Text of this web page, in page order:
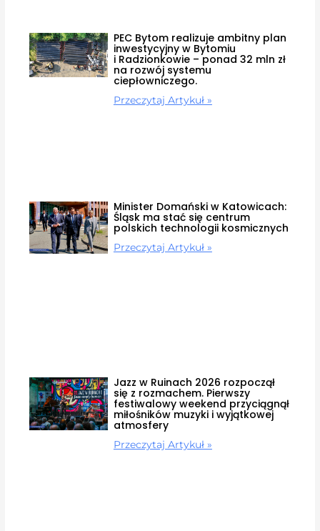
PEC Bytom realizuje ambitny plan
inwestycyjny w Bytomiu
i Radzionkowie – ponad 32 mln zł
na rozwój systemu
ciepłowniczego.
Przeczytaj Artykuł »
Minister Domański w Katowicach:
Śląsk ma stać się centrum
polskich technologii kosmicznych
Przeczytaj Artykuł »
Jazz w Ruinach 2026 rozpoczął
się z rozmachem. Pierwszy
festiwalowy weekend przyciągnął
miłośników muzyki i wyjątkowej
atmosfery
Przeczytaj Artykuł »